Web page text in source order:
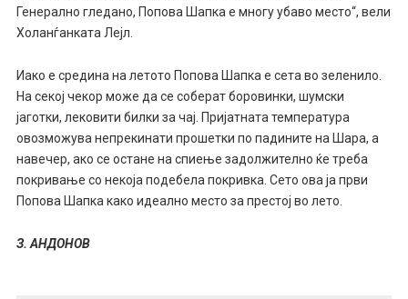
Генерално гледано, Попова Шапка е многу убаво место“, вели
Холанѓанката Лејл.
Иако е средина на летото Попова Шапка е сета во зеленило.
На секој чекор може да се соберат боровинки, шумски
јаготки, лековити билки за чај. Пријатната температура
овозможува непрекинати прошетки по падините на Шара, а
навечер, ако се остане на спиење задолжително ќе треба
покривање со некоја подебела покривка. Сето ова ја први
Попова Шапка како идеално место за престој во лето.
З. АНДОНОВ